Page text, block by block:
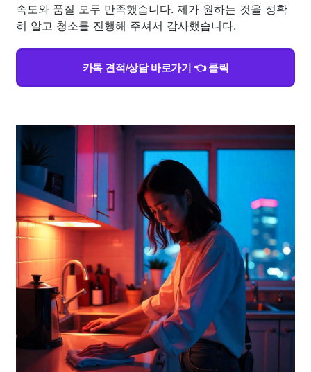
속도와 품질 모두 만족했습니다. 제가 원하는 것을 정확
히 알고 청소를 진행해 주셔서 감사했습니다.
카톡 견적/상담 바로가기 👈 클릭